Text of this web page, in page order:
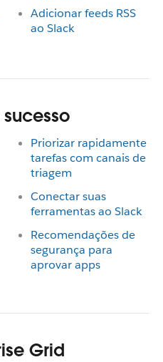
Adicionar feeds RSS
ao Slack
Priorizar rapidamente
tarefas com canais de
triagem
Conectar suas
ferramentas ao Slack
Recomendações de
segurança para
aprovar apps
Grid